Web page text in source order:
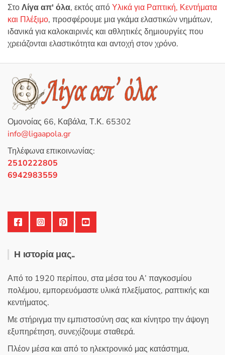
ΣτοΛίγα απ' όλα, εκτός απόΥλικά για Ραπτική, Κεντήματα
και Πλέξιμο, προσφέρουμε μια γκάμα ελαστικών νημάτων,
ιδανικά για καλοκαιρινές και αθλητικές δημιουργίες που
χρειάζονται ελαστικότητα και αντοχή στον χρόνο.
Ομονοίας 66, Καβάλα, Τ.Κ. 65302
info@ligaapola.gr
Τηλέφωνα επικοινωνίας:
2510222805
6942983559
Η ιστορία μας..
Από το 1920 περίπου, στα μέσα του Α’ παγκοσμίου
πολέμου, εμπορευόμαστε υλικά πλεξίματος, ραπτικής και
κεντήματος.
Με στήριγμα την εμπιστοσύνη σας και κίνητρο την άψογη
εξυπηρέτηση, συνεχίζουμε σταθερά.
Πλέον μέσα και από το ηλεκτρονικό μας κατάστημα,